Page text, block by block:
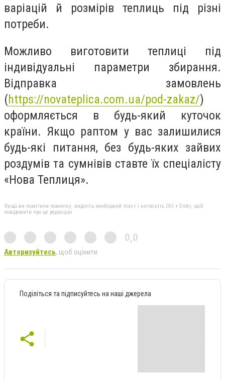
варіацій й розмірів теплиць під різні
потреби.
Можливо виготовити теплиці під
індивідуальні параметри збирання.
Відправка замовлень
(https://novateplica.com.ua/pod-zakaz/)
оформляється в будь-який куточок
країни. Якщо раптом у вас залишилися
будь-які питання, без будь-яких зайвих
роздумів та сумнівів ставте їх спеціалісту
«Нова Теплиця».
Якщо ви помітили помилку, виділіть необхідний текст і натисніть Ctrl + Enter, щоб
повідомити про це редакцію
0,0
Авторизуйтесь, щоб оцінити
Поділіться та підписуйтесь на наші джерела